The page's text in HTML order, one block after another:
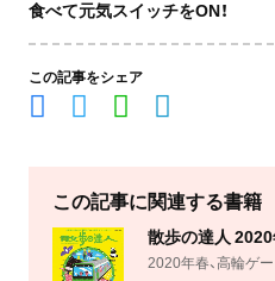
食べて元気スイッチをON！
この記事をシェア
この記事に関連する書籍
散歩の達人
2020年春、高輪ゲ